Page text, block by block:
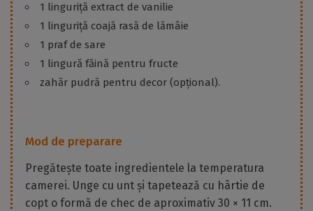
1 linguriță extract de vanilie
1 linguriță coajă rasă de lămâie
1 praf de sare
1 lingură făină pentru fructe
zahăr pudră pentru decor (opțional).
Mod de preparare
Pregătește toate ingredientele la temperatura
camerei. Unge cu unt și tapetează cu hârtie de
copt o formă de chec de aproximativ 30 × 11 cm.